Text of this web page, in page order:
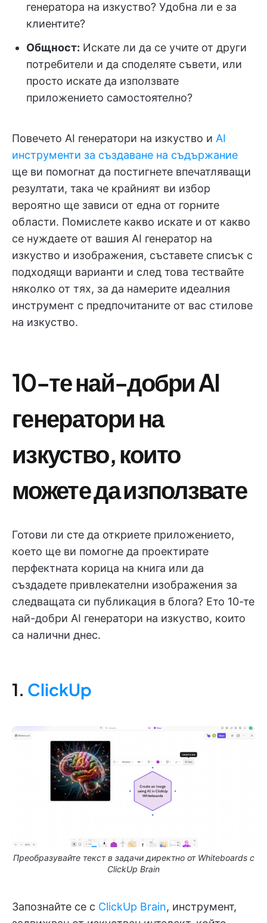
генератора на изкуство? Удобна ли е за
клиентите?
Общност: Искате ли да се учите от други
потребители и да споделяте съвети, или
просто искате да използвате
приложението самостоятелно?
Повечето AI генератори на изкуство и AI
инструменти за създаване на съдържание
ще ви помогнат да постигнете впечатляващи
резултати, така че крайният ви избор
вероятно ще зависи от една от горните
области. Помислете какво искате и от какво
се нуждаете от вашия AI генератор на
изкуство и изображения, съставете списък с
подходящи варианти и след това тествайте
няколко от тях, за да намерите идеалния
инструмент с предпочитаните от вас стилове
на изкуство.
10-те най-добри AI
генератори на
изкуство, които
можете да използвате
Готови ли сте да откриете приложението,
което ще ви помогне да проектирате
перфектната корица на книга или да
създадете привлекателни изображения за
следващата си публикация в блога? Ето 10-те
най-добри AI генератори на изкуство, които
са налични днес.
1. ClickUp
Преобразувайте текст в задачи директно от Whiteboards с
ClickUp Brain
Запознайте се с ClickUp Brain, инструмент,